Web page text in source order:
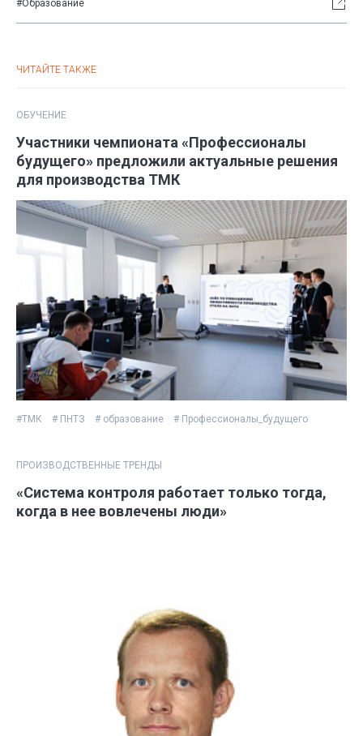
#Образование
ЧИТАЙТЕ ТАКЖЕ
ОБУЧЕНИЕ
Участники чемпионата «Профессионалы
будущего» предложили актуальные решения
для производства ТМК
#ТМК # ПНТЗ # образование # Профессионалы_будущего
ПРОИЗВОДСТВЕННЫЕ ТРЕНДЫ
«Система контроля работает только тогда,
когда в нее вовлечены люди»